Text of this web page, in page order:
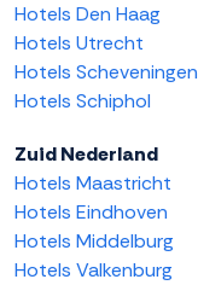
Hotels Den Haag
Hotels Utrecht
Hotels Scheveningen
Hotels Schiphol
Zuid Nederland
Hotels Maastricht
Hotels Eindhoven
Hotels Middelburg
Hotels Valkenburg